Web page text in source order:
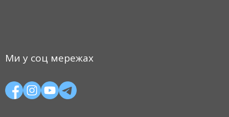
Ми у соц мережах